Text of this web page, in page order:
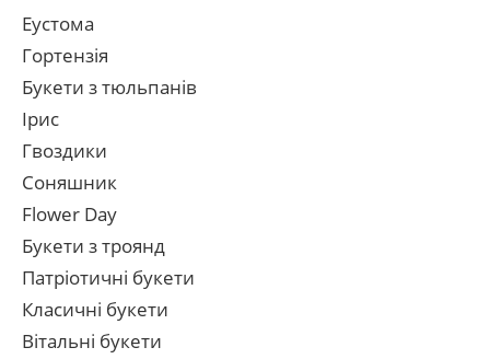
Еустома
Гортензія
Букети з тюльпанів
Ірис
Гвоздики
Соняшник
Flower Day
Букети з троянд
Патріотичні букети
Класичні букети
Вітальні букети